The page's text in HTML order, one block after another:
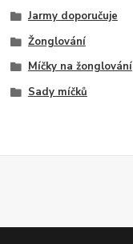
Jarmy doporučuje
Žonglování
Míčky na žonglování
Sady míčků